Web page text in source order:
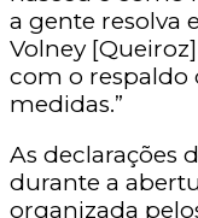
a gente resolva
Volney
com o respaldo
medidas.”
As declarações
durante a
organizada